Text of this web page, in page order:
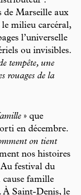
Marseille aux
le milieu carcéral,
l’universelle
ou invisibles.
tempête, une
rouages de la
» que
en décembre.
on tient
nos histoires
festival du
famille
À Saint-Denis, le